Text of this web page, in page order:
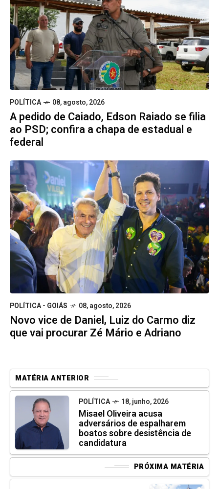
POLÍTICA 08, agosto, 2026
A pedido de Caiado, Edson Raiado se filia
ao PSD; confira a chapa de estadual e
federal
POLÍTICA - GOIÁS 08, agosto, 2026
Novo vice de Daniel, Luiz do Carmo diz
que vai procurar Zé Mário e Adriano
MATÉRIA ANTERIOR
POLÍTICA 18, junho, 2026
Misael Oliveira acusa
adversários de espalharem
boatos sobre desistência de
candidatura
PRÓXIMA MATÉRIA